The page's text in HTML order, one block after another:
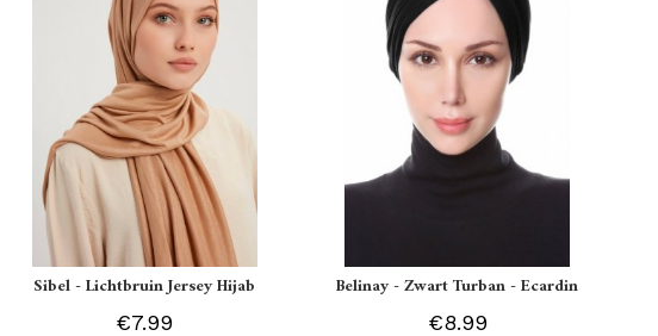
Sibel - Lichtbruin Jersey Hijab
€7.99
Belinay - Zwart Turban - Ecardin
€8.99